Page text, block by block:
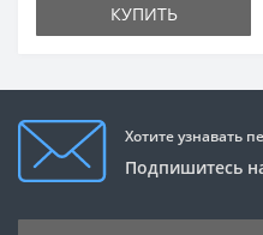
КУПИТЬ
Хотите узнавать
Подпишитесь